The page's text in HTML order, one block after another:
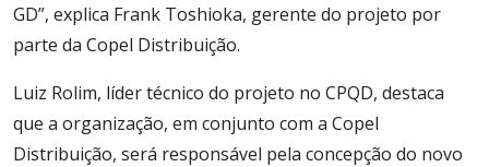
GD”, explica Frank Toshioka, gerente do projeto por
parte da Copel Distribuição.
Luiz Rolim, líder técnico do projeto no CPQD, destaca
que a organização, em conjunto com a Copel
Distribuição, será responsável pela concepção do novo